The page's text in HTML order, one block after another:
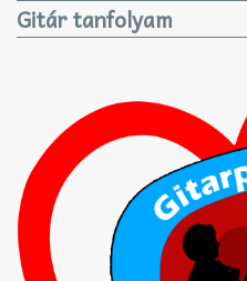
Gitár tanfolyam